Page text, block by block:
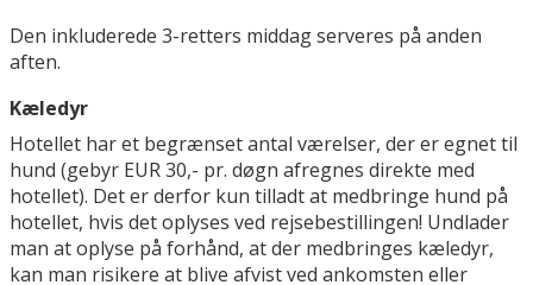
Den inkluderede 3-retters middag serveres på anden
aften.
Kæledyr
Hotellet har et begrænset antal værelser, der er egnet til
hund (gebyr EUR 30,- pr. døgn afregnes direkte med
hotellet). Det er derfor kun tilladt at medbringe hund på
hotellet, hvis det oplyses ved rejsebestillingen! Undlader
man at oplyse på forhånd, at der medbringes kæledyr,
kan man risikere at blive afvist ved ankomsten eller